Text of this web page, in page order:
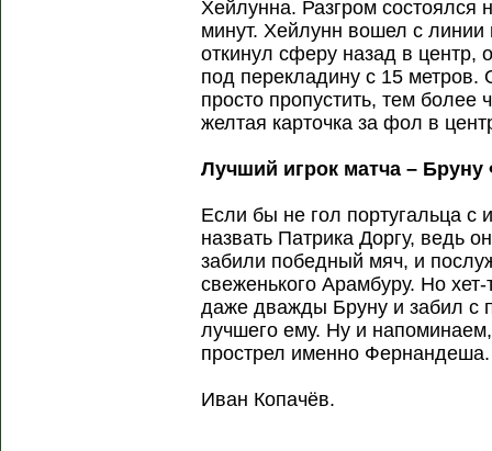
Хейлунна. Разгром состоялся
минут. Хейлунн вошел с
откинул сферу назад в центр,
под перекладину с 15
просто пропустить, тем более
желтая карточка за фол в
Лучший игрок матча –
Если бы не гол португальца с
назвать Патрика Доргу, ведь
забили победный мяч, и
свеженького Арамбуру. Но
даже дважды Бруну и забил с
лучшего ему. Ну и
прострел именно Фернандеша.
Иван Копачёв.